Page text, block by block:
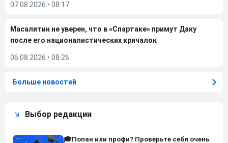
07.08.2026 • 08:17
Масалитин не уверен, что в «Спартаке» примут Даку
после его националистических кричалок
06.08.2026 • 08:26
Больше новостей
Выбор редакции
🎓Попан или профи? Проверьте себя очень